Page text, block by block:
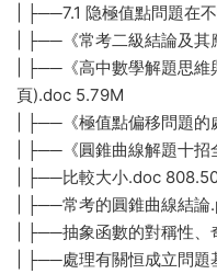
| ├──7.1 隐極值點問題在
| ├──《常考二級結論及
| ├──《高中數學解題思
頁).doc 5.79M
| ├──《極值點偏移問題的
| ├──《圓錐曲線解題十
| ├──比較大小.doc
| ├──常考的圓錐曲線結論
| ├──抽象函數的對稱性
| ├──處理有關恒成立問